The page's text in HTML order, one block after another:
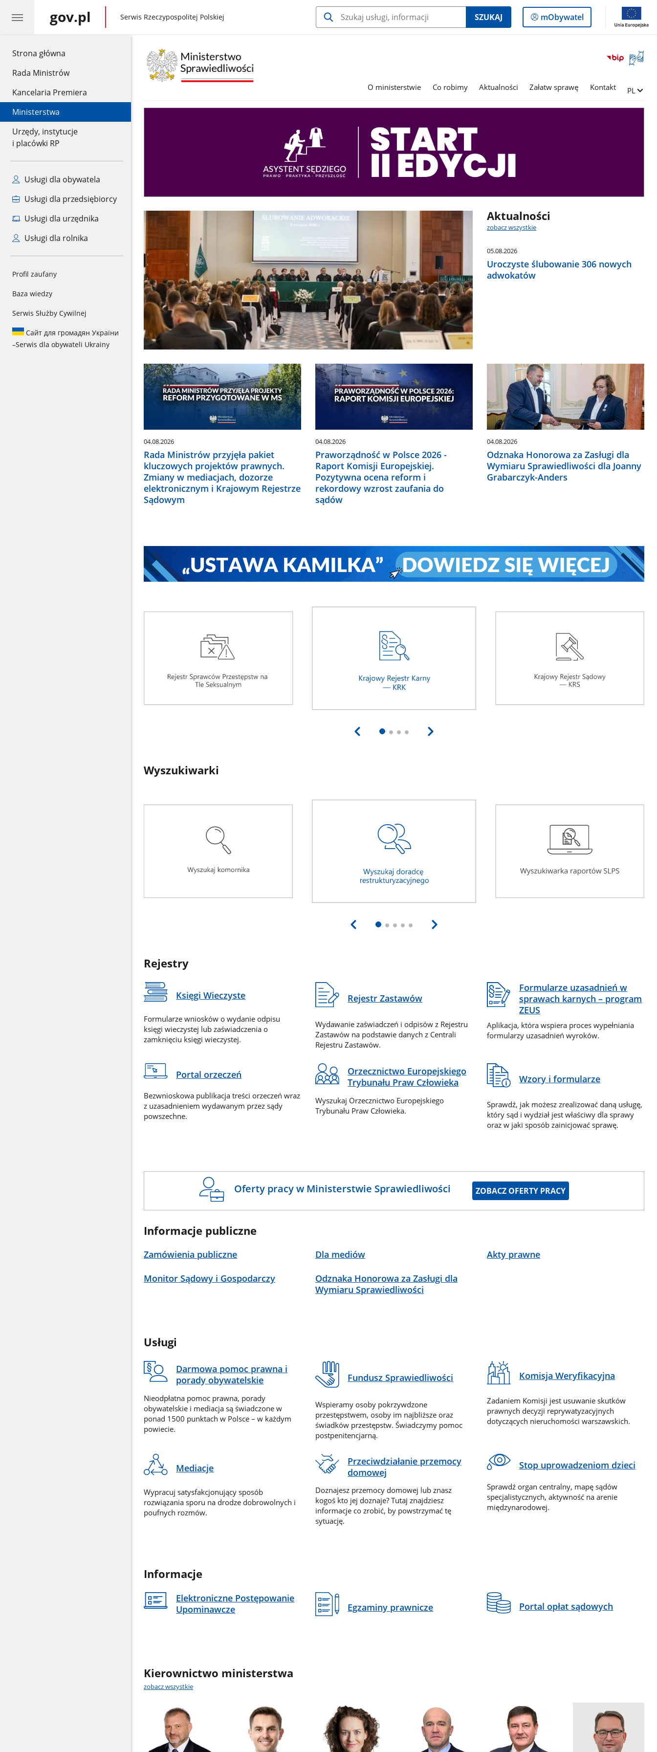
Strona główna
Rada Ministrów
Kancelaria Premiera
Ministerstwa
Urzędy, instytucje
i placówki RP
Usługi dla obywatela
Usługi dla przedsiębiorcy
Usługi dla urzędnika
Usługi dla rolnika
Profil zaufany
Baza wiedzy
Serwis Służby Cywilnej
Сайт для громадян України
–Serwis dla obywateli Ukrainy
gov.pl gov.pl
Serwis Rzeczypospolitej Polskiej SZUKAJ
Logowanie
do
mObywatel
Otwórz
okno
języka
O ministerstwie Co robimy Aktualności Załatw sprawę Kontakt Zmień
PL
Aktualności
zobacz wszystkie
05.08.2026
Uroczyste ślubowanie 306 nowych
adwokatów
04.08.2026
Rada Ministrów przyjęła pakiet
kluczowych projektów prawnych.
Zmiany w mediacjach, dozorze
elektronicznym i Krajowym Rejestrze
Sądowym
04.08.2026
Praworządność w Polsce 2026 -
Raport Komisji Europejskiej.
Pozytywna ocena reform i
rekordowy wzrost zaufania do
sądów
04.08.2026
Odznaka Honorowa za Zasługi dla
Wymiaru Sprawiedliwości dla Joanny
Grabarczyk-Anders
Wyszukiwarki
Rejestry
Księgi Wieczyste
Formularze wniosków o wydanie odpisu
księgi wieczystej lub zaświadczenia o
zamknięciu księgi wieczystej.
Rejestr Zastawów
Wydawanie zaświadczeń i odpisów z Rejestru
Zastawów na podstawie danych z Centrali
Rejestru Zastawów.
Formularze uzasadnień w
sprawach karnych – program
ZEUS
Aplikacja, która wspiera proces wypełniania
formularzy uzasadnień wyroków.
Portal orzeczeń
Bezwnioskowa publikacja treści orzeczeń wraz
z uzasadnieniem wydawanym przez sądy
powszechne.
Orzecznictwo Europejskiego
Trybunału Praw Człowieka
Wyszukaj Orzecznictwo Europejskiego
Trybunału Praw Człowieka.
Wzory i formularze
Sprawdź, jak możesz zrealizować daną usługę,
który sąd i wydział jest właściwy dla sprawy
oraz w jaki sposób zainicjować sprawę.
Oferty pracy w Ministerstwie Sprawiedliwości ZOBACZ OFERTY PRACY
Informacje publiczne
Zamówienia publiczne Dla mediów Akty prawne
Monitor Sądowy i Gospodarczy
Odznaka Honorowa za Zasługi dla
Wymiaru Sprawiedliwości
Usługi
Darmowa pomoc prawna i
porady obywatelskie
Nieodpłatna pomoc prawna, porady
obywatelskie i mediacja są świadczone w
ponad 1500 punktach w Polsce – w każdym
powiecie.
Fundusz Sprawiedliwości
Wspieramy osoby pokrzywdzone
przestępstwem, osoby im najbliższe oraz
świadków przestępstw. Świadczymy pomoc
postpenitencjarną.
Komisja Weryfikacyjna
Zadaniem Komisji jest usuwanie skutków
prawnych decyzji reprywatyzacyjnych
dotyczących nieruchomości warszawskich.
Mediacje
Wypracuj satysfakcjonujący sposób
rozwiązania sporu na drodze dobrowolnych i
poufnych rozmów.
Przeciwdziałanie przemocy
domowej
Doznajesz przemocy domowej lub znasz
kogoś kto jej doznaje? Tutaj znajdziesz
informacje co zrobić, by powstrzymać tę
sytuację.
Stop uprowadzeniom dzieci
Sprawdź organ centralny, mapę sądów
specjalistycznych, aktywność na arenie
międzynarodowej.
Informacje
Elektroniczne Postępowanie
Upominawcze
Egzaminy prawnicze Portal opłat sądowych
Kierownictwo ministerstwa
zobacz wszystkie